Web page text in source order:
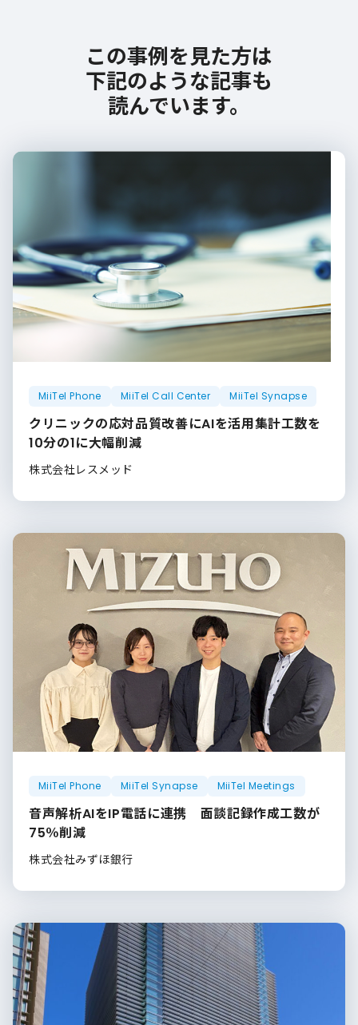
この事例を見た方は
下記のような記事も
読んでいます。
MiiTel Phone MiiTel Call Center MiiTel Synapse
クリニックの応対品質改善にAIを活用集計工数を
10分の1に大幅削減
株式会社レスメッド
MiiTel Phone MiiTel Synapse MiiTel Meetings
音声解析AIをIP電話に連携 面談記録作成工数が
75％削減
株式会社みずほ銀行